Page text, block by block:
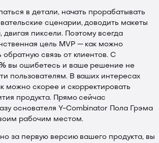
в детали, начать прорабатывать
сценарии, доводить макеты
пиксели. Поэтому всегда
цель MVP — как можно
обратную связь от клиентов. С
вы ошибетесь и ваше решение не
пользователям. В ваших интересах
можно скорее и скорректировать
продукта. Прямо сейчас
основателя Y-Combinator Пола Грэма
рабочим местом.
за первую версию вашего продукта, вы